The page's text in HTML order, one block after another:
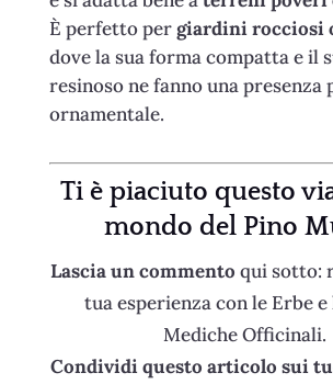
È perfetto pergiardini rocciosi
dove la sua forma compatta e il
resinoso ne fanno una presenza
ornamentale.
Ti è piaciuto questo
mondo del Pino
Lascia un commento qui sotto:
tua esperienza con le Erbe
Mediche Officinali.
Condividi questo articolo sui